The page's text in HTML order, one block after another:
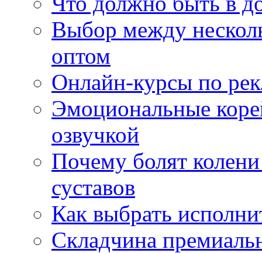
Выбор между
оптом
Онлайн-курсы по
Эмоциональные
озвучкой
Почему болят
суставов
Как выбрать
Складчина